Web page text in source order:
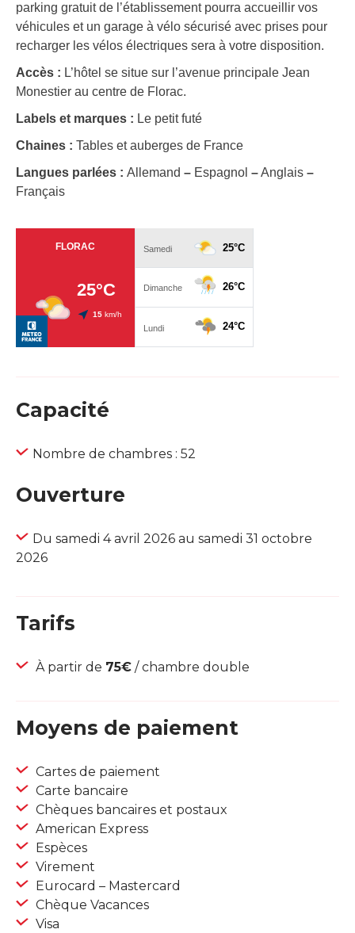
parking gratuit de l’établissement pourra accueillir vos
véhicules et un garage à vélo sécurisé avec prises pour
recharger les vélos électriques sera à votre disposition.
Accès : L’hôtel se situe sur l’avenue principale Jean
Monestier au centre de Florac.
Labels et marques : Le petit futé
Chaines : Tables et auberges de France
Langues parlées : Allemand – Espagnol –Anglais –
Français
Capacité
Nombre de chambres : 52
Ouverture
Du samedi 4 avril 2026 au samedi 31 octobre
2026
Tarifs
À partir de 75€ / chambre double
Moyens de paiement
Cartes de paiement
Carte bancaire
Chèques bancaires et postaux
American Express
Espèces
Virement
Eurocard – Mastercard
Chèque Vacances
Visa